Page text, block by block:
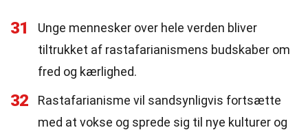
31
Unge mennesker over hele verden bliver
tiltrukket af rastafarianismens budskaber om
fred og kærlighed.
32
Rastafarianisme vil sandsynligvis fortsætte
med at vokse og sprede sig til nye kulturer og